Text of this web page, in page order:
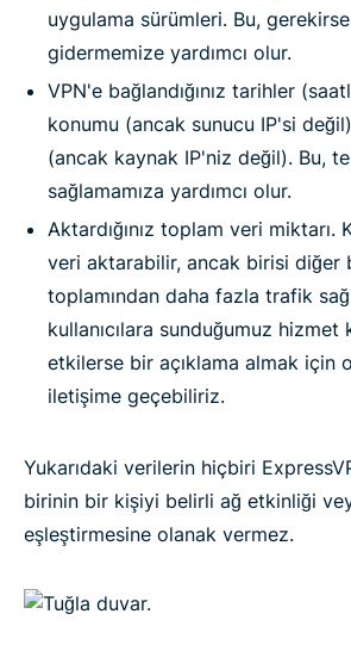
uygulama sürümleri. Bu,
gidermemize yardımcı olur.
VPN'e bağlandığınız tarihler
konumu (ancak sunucu IP'si
(ancak kaynak IP'niz değil). Bu,
sağlamamıza yardımcı olur.
Aktardığınız toplam veri miktarı.
veri aktarabilir, ancak birisi diğer
toplamından daha fazla trafik
kullanıcılara sunduğumuz hizmet
etkilerse bir açıklama almak için o
iletişime geçebiliriz.
Yukarıdaki verilerin hiçbiri
birinin bir kişiyi belirli ağ etkinliği
eşleştirmesine olanak vermez.